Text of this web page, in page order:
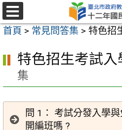
跳
至
主
內
選
單
首頁 > 常見問答集 > 特色招
特色招生考試入
集
問 1： 考試分發入學
開編班嗎 ?